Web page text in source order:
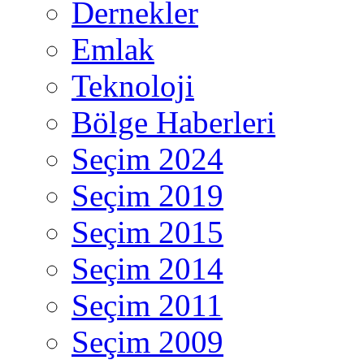
Dernekler
Emlak
Teknoloji
Bölge Haberleri
Seçim 2024
Seçim 2019
Seçim 2015
Seçim 2014
Seçim 2011
Seçim 2009